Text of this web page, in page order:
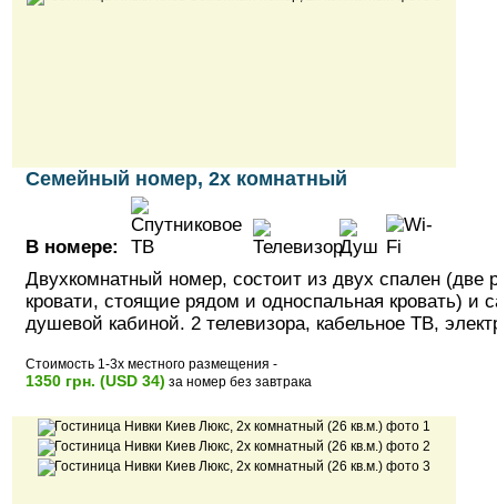
Семейный номер, 2х комнатный
В номере:
Двухкомнатный номер, состоит из двух спален (две
кровати, стоящие рядом и односпальная кровать) и
душевой кабиной. 2 телевизора, кабельное ТВ,
Стоимость 1-3х местного размещения -
1350 грн. (USD 34) за номер без завтрака